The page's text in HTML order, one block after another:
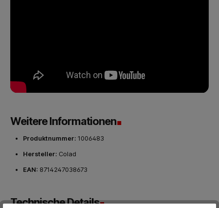
Weitere Informationen
Produktnummer: 1006483
Hersteller: Colad
EAN: 8714247038673
Technische Details